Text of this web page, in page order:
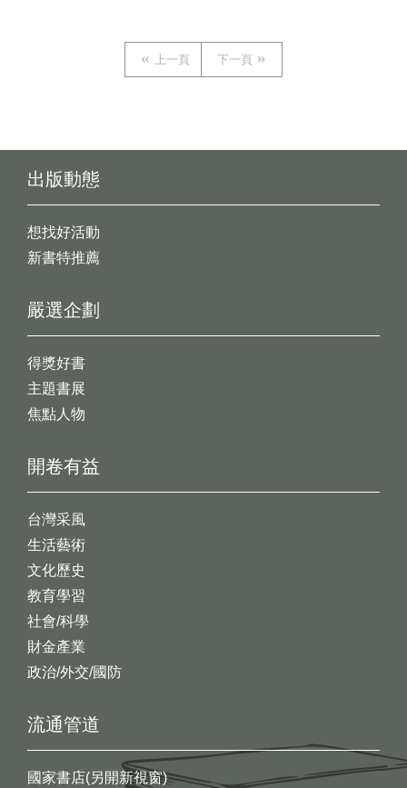
上一頁 下一頁
出版動態
想找好活動
新書特推薦
開卷有益
台灣采風
生活藝術
文化歷史
教育學習
社會/科學
財金產業
政治/外交/國防
嚴選企劃
得獎好書
主題書展
焦點人物
流通管道
國家書店(另開新視窗)